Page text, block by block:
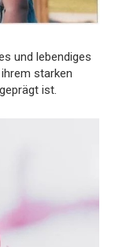
und lebendiges
starken
ist.